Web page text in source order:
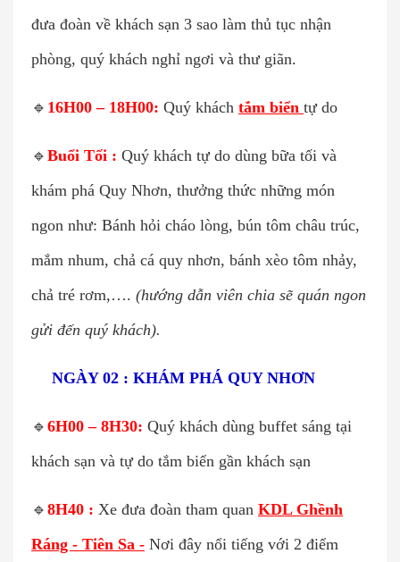
đưa đoàn về khách sạn 3 sao làm thủ tục nhận
phòng, quý khách nghỉ ngơi và thư giãn.
🔹 16H00 – 18H00: Quý khách tắm biển tự do
🔹 Buổi Tối : Quý khách tự do dùng bữa tối và
khám phá Quy Nhơn, thưởng thức những món
ngon như: Bánh hỏi cháo lòng, bún tôm châu trúc,
mắm nhum, chả cá quy nhơn, bánh xèo tôm nhảy,
chả tré rơm,…. (hướng dẫn viên chia sẽ quán ngon
gửi đến quý khách).
NGÀY 02 : KHÁM PHÁ QUY NHƠN
🔹 6H00 – 8H30: Quý khách dùng buffet sáng tại
khách sạn và tự do tắm biển gần khách sạn
🔹 8H40 : Xe đưa đoàn tham quan KDL Ghềnh
Ráng - Tiên Sa - Nơi đây nổi tiếng với 2 điểm